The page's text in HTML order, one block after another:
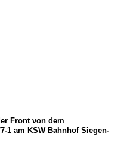
Front von dem
1 am KSW Bahnhof Siegen-